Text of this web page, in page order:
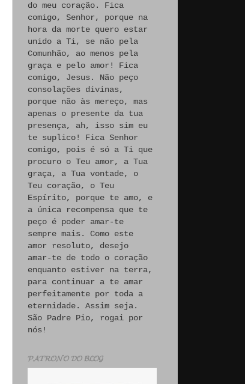
do meu coração. Fica
comigo, Senhor, porque na
hora da morte quero estar
unido a Ti, se não pela
Comunhão, ao menos pela
graça e pelo amor! Fica
comigo, Jesus. Não peço
consolações divinas,
porque não às mereço, mas
apenas o presente da tua
presença, ah, isso sim eu
te suplico! Fica Senhor
comigo, pois é só a Ti que
procuro o Teu amor, a Tua
graça, a Tua vontade, o
Teu coração, o Teu
Espírito, porque te amo, e
a única recompensa que te
peço é poder amar-te
sempre mais. Como este
amor resoluto, desejo
amar-te de todo o coração
enquanto estiver na terra,
para continuar a te amar
perfeitamente por toda a
eternidade. Assim seja.
São Padre Pio, rogai por
nós!
𝓟𝓐𝓣𝓡𝓞𝓝𝓞 𝓓𝓞 𝓑𝓛𝓞𝓖